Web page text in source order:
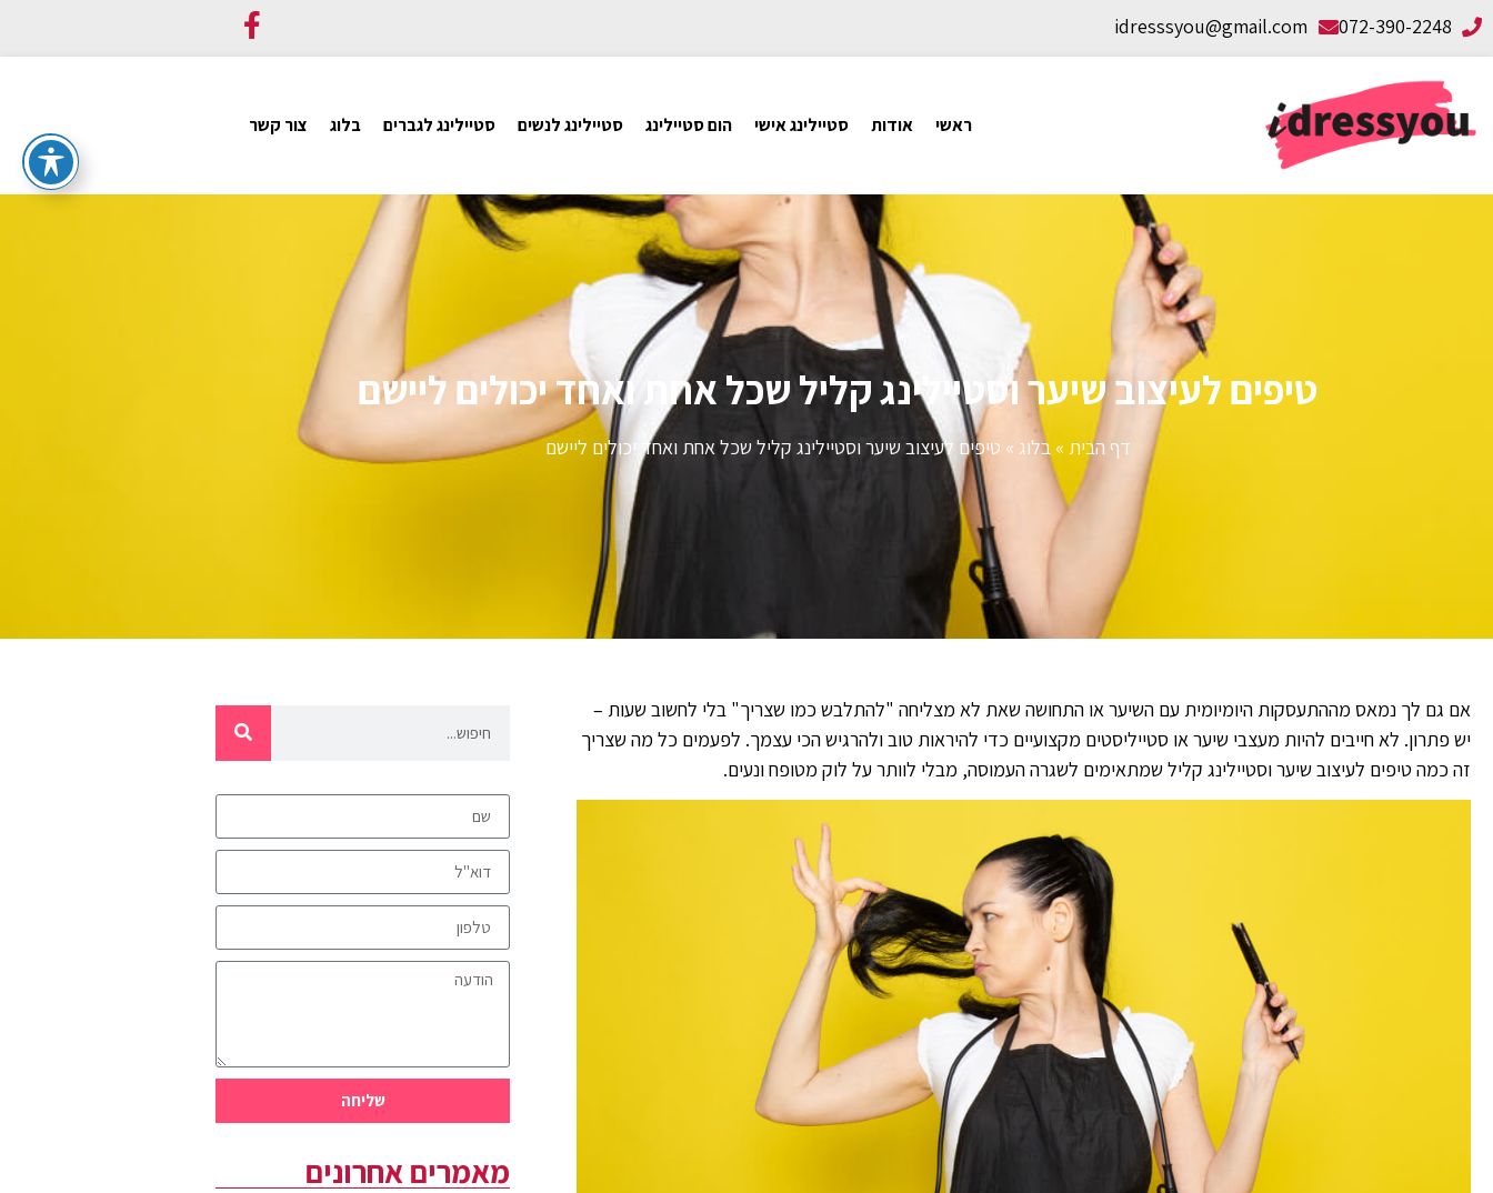
072-390-2248
idresssyou@gmail.com
ראשי אודות סטיילינג אישי הום סטיילינג סטיילינג לנשים סטיילינג לגברים בלוג צור קשר
טיפים לעיצוב שיער וסטיילינג קליל שכל אחת ואחד יכולים ליישם
דף הבית »בלוג » טיפים לעיצוב שיער וסטיילינג קליל שכל אחת ואחד יכולים ליישם
אם גם לך נמאס מההתעסקות היומיומית עם השיער או התחושה שאת לא מצליחה "להתלבש כמו שצריך" בלי לחשוב שעות –
יש פתרון. לא חייבים להיות מעצבי שיער או סטייליסטים מקצועיים כדי להיראות טוב ולהרגיש הכי עצמך. לפעמים כל מה שצריך
זה כמה טיפים לעיצוב שיער וסטיילינג קליל שמתאימים לשגרה העמוסה, מבלי לוותר על לוק מטופח ונעים.
שליחה
מאמרים אחרונים